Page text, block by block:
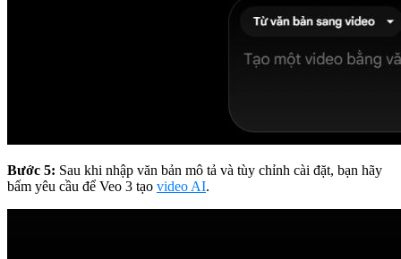
Bước 5: Sau khi nhập văn bản mô tả và tùy chỉnh cài đặt, bạn hãy
bấm yêu cầu để Veo 3 tạo video AI.